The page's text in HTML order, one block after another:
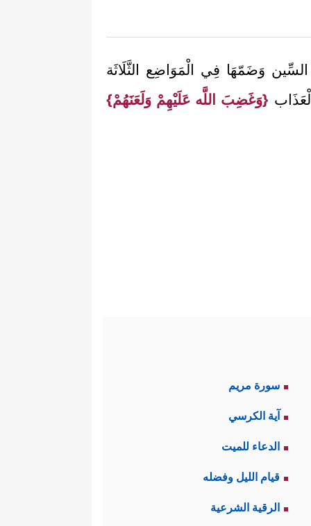
السِّين وَضَمّهَا فِي الْمَوَاضِع الثَّلَاثَة
{وَغَضِبَ اللَّه عَلَيْهِمْ وَلَعَنَهُمْ}
سورة مريم
آية الكرسي
الدعاء للميت
قيام الليل وفضله
الرقية الشرعية